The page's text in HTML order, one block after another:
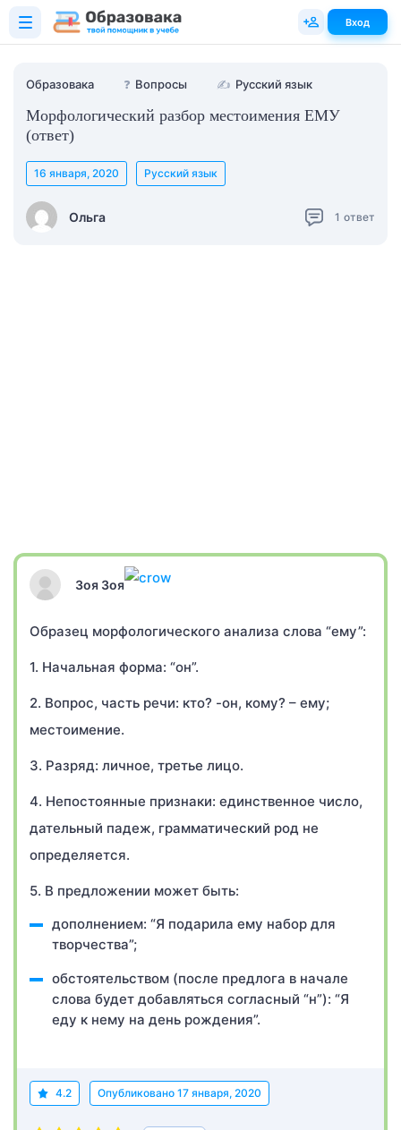
Образовака ❓ Вопросы ✍ Русский язык
Морфологический разбор местоимения ЕМУ
(ответ)
Ольга
16 января, 2020 Русский язык
1 ответ
Зоя Зоя
Образец морфологического анализа слова “ему”:
1. Начальная форма: “он”.
2. Вопрос, часть речи: кто? -он, кому? – ему;
местоимение.
3. Разряд: личное, третье лицо.
4. Непостоянные признаки: единственное число,
дательный падеж, грамматический род не
определяется.
5. В предложении может быть:
дополнением: “Я подарила ему набор для
творчества”;
обстоятельством (после предлога в начале
слова будет добавляться согласный “н”): “Я
еду к нему на день рождения”.
4.2 Опубликовано 17 января, 2020
Вход